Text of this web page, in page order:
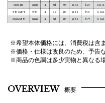
3004 M 3.00 4 91 125 0.65 14.6 0.6-
2704 MH 2.70 4 82 130 0.75 15.9 0.8-
3004 MH 3.00 4 91 135 0.75 15.7 0.8-
※希望本体価格には、消費税は含
※価格・仕様は改良のため、予告
※商品の色調は多少実物と異なる
OVERVIEW 概要